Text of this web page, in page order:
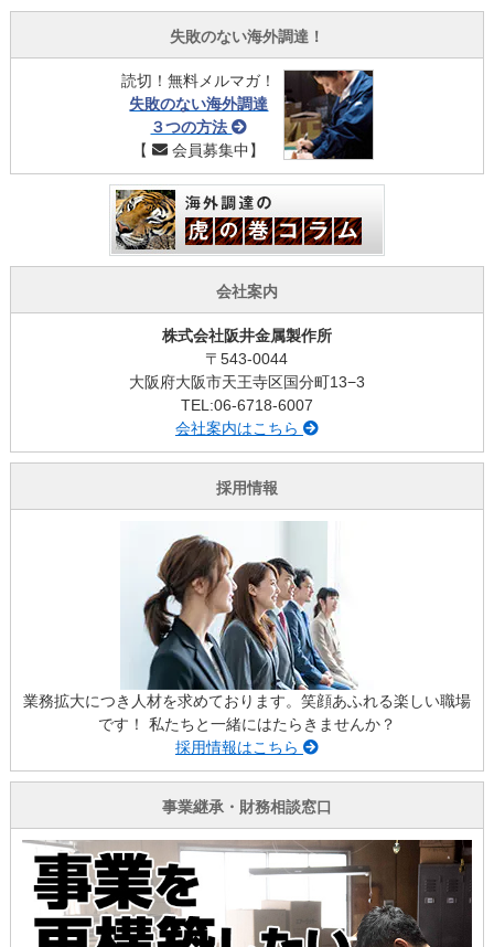
失敗のない海外調達！
読切！無料メルマガ！
失敗のない海外調達
３つの方法
【
会員募集中】
会社案内
株式会社阪井金属製作所
〒543-0044
大阪府大阪市天王寺区国分町13−3
TEL:06-6718-6007
会社案内はこちら
採用情報
業務拡大につき人材を求めております。笑顔あふれる楽しい職場
です！ 私たちと一緒にはたらきませんか？
採用情報はこちら
事業継承・財務相談窓口